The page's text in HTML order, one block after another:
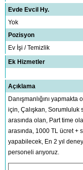
Evde Evcil Hy.
Yok
Pozisyon
Ev İşi / Temizlik
Ek Hizmetler
Açıklama
Danışmanlığını
için, Çalışkan, Sorumluluk
arasında olan, Part time
arasında, 1000 TL ücret +
yapabilecek, En 2 yıl
personeli arıyoruz.